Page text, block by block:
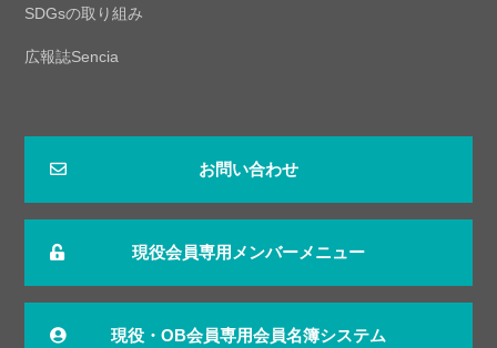
SDGsの取り組み
広報誌Sencia
お問い合わせ
現役会員専用メンバーメニュー
現役・OB会員専用会員名簿システム